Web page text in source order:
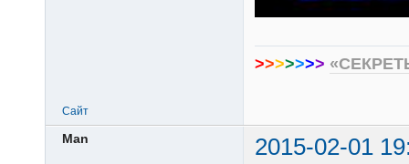
>>>>>>>
Сайт
Man
2015-02-01